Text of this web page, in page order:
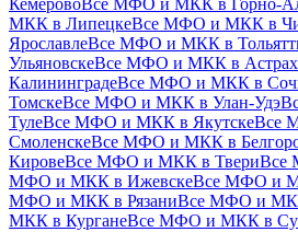
КемеровоВсе МФО и МКК в Горно-
МКК в ЛипецкеВсе МФО и МКК в
ЯрославлеВсе МФО и МКК в
УльяновскеВсе МФО и МКК в
КалининградеВсе МФО и МКК в
ТомскеВсе МФО и МКК в Улан-Удэ
ТулеВсе МФО и МКК в ЯкутскеВсе
СмоленскеВсе МФО и МКК в
КировеВсе МФО и МКК в ТвериВсе
МФО и МКК в ИжевскеВсе МФО и
МФО и МКК в РязаниВсе МФО и
МКК в КурганеВсе МФО и МКК в